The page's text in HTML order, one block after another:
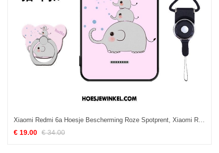
Xiaomi Redmi 6a Hoesje Bescherming Roze Spotprent, Xiaomi Redmi 6a Hoesje Anti-fall All Inclusive Beige
€ 19.00 € 34.00